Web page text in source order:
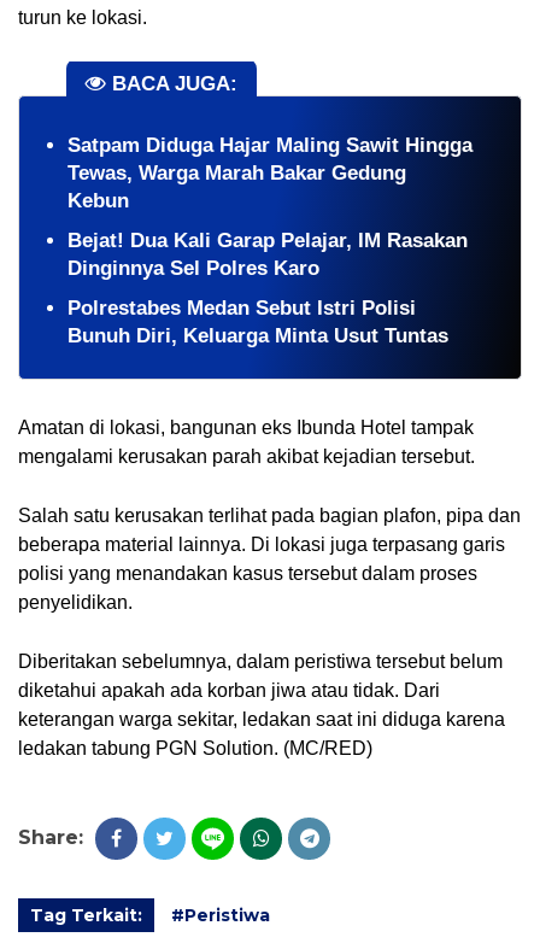
turun ke lokasi.
BACA JUGA:
​Satpam Diduga Hajar Maling Sawit Hingga
Tewas, Warga Marah Bakar Gedung
Kebun
​Bejat! Dua Kali Garap Pelajar, IM Rasakan
Dinginnya Sel Polres Karo
Polrestabes Medan Sebut Istri Polisi
Bunuh Diri, Keluarga Minta Usut Tuntas
Amatan di lokasi, bangunan eks Ibunda Hotel tampak
mengalami kerusakan parah akibat kejadian tersebut.
Salah satu kerusakan terlihat pada bagian plafon, pipa dan
beberapa material lainnya. Di lokasi juga terpasang garis
polisi yang menandakan kasus tersebut dalam proses
penyelidikan.
Diberitakan sebelumnya, dalam peristiwa tersebut belum
diketahui apakah ada korban jiwa atau tidak. Dari
keterangan warga sekitar, ledakan saat ini diduga karena
ledakan tabung PGN Solution. (MC/RED)
Share:
Tag Terkait: #Peristiwa